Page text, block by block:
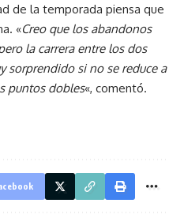
de la temporada piensa que
«Creo que los abandonos
la carrera entre los dos
sorprendido si no se reduce a
puntos dobles«, comentó.